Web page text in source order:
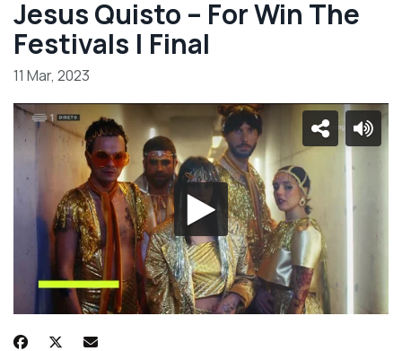
Jesus Quisto – For Win The
Festivals | Final
11 Mar, 2023